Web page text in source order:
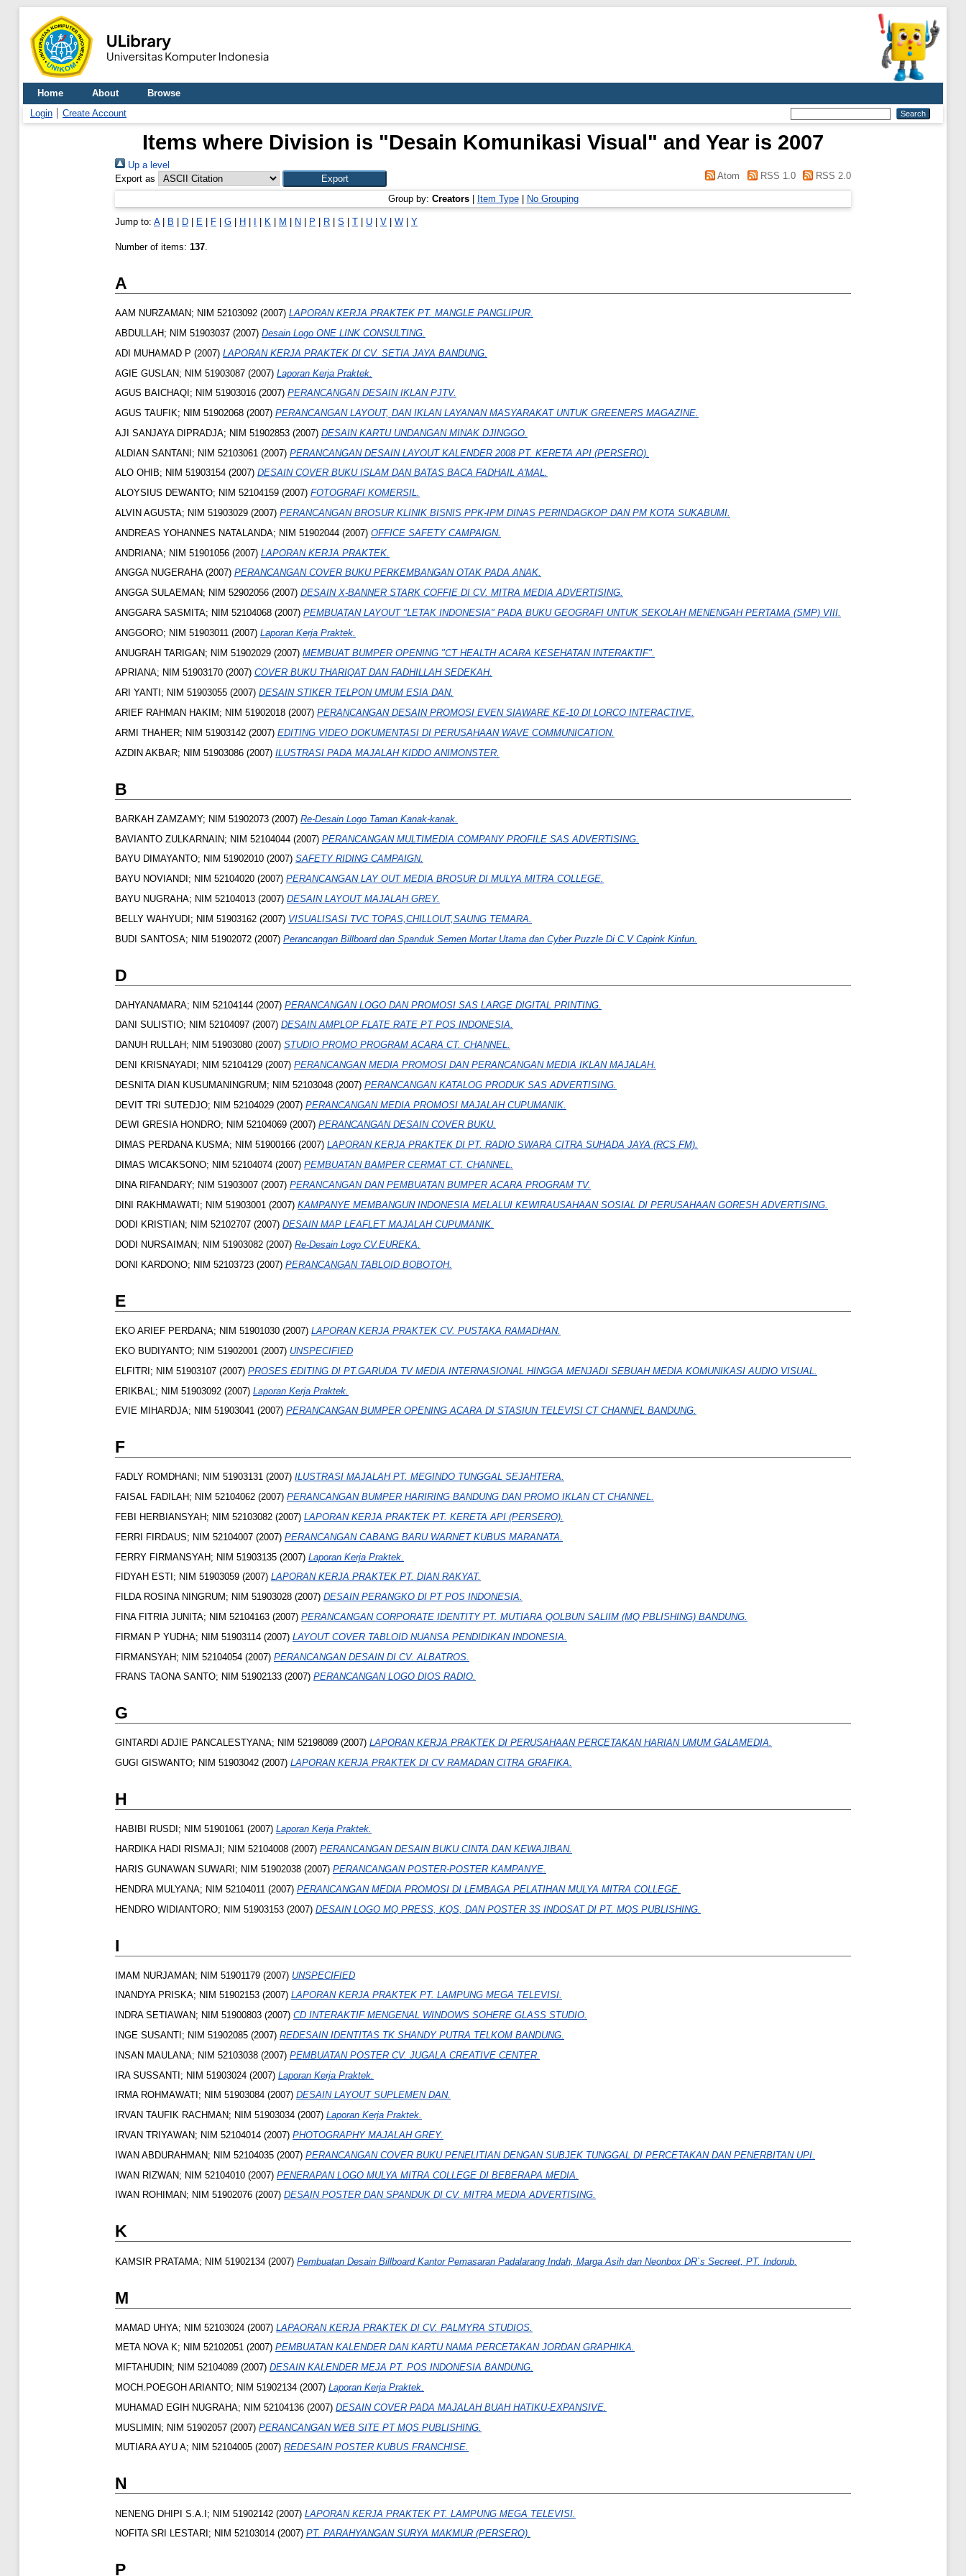
Home About
Browse
Login
Create Account
Items where Division is "Desain Komunikasi Visual" and Year is 2007
Up a level
Export as
Atom RSS 1.0 RSS 2.0
Group by: Creators| Item Type| No Grouping
Jump to: A| B D E F G H K M N P R S T U V W Y
Number of items: 137.
A
AAM NURZAMAN; NIM 52103092 (2007) LAPORAN KERJA PRAKTEK PT. MANGLE PANGLIPUR.
ABDULLAH; NIM 51903037 (2007) Desain Logo ONE LINK CONSULTING.
ADI MUHAMAD P (2007) LAPORAN KERJA PRAKTEK DI CV. SETIA JAYA BANDUNG.
AGIE GUSLAN; NIM 51903087 (2007) Laporan Kerja Praktek.
AGUS BAICHAQI; NIM 51903016 (2007) PERANCANGAN DESAIN IKLAN PJTV.
AGUS TAUFIK; NIM 51902068 (2007) PERANCANGAN LAYOUT, DAN IKLAN LAYANAN MASYARAKAT UNTUK GREENERS MAGAZINE.
AJI SANJAYA DIPRADJA; NIM 51902853 (2007) DESAIN KARTU UNDANGAN MINAK DJINGGO.
ALDIAN SANTANI; NIM 52103061 (2007) PERANCANGAN DESAIN LAYOUT KALENDER 2008 PT. KERETA API (PERSERO).
ALO OHIB; NIM 51903154 (2007) DESAIN COVER BUKU ISLAM DAN BATAS BACA FADHAIL A'MAL.
ALOYSIUS DEWANTO; NIM 52104159 (2007) FOTOGRAFI KOMERSIL.
ALVIN AGUSTA; NIM 51903029 (2007) PERANCANGAN BROSUR KLINIK BISNIS PPK-IPM DINAS PERINDAGKOP DAN PM KOTA SUKABUMI.
ANDREAS YOHANNES NATALANDA; NIM 51902044 (2007) OFFICE SAFETY CAMPAIGN.
ANDRIANA; NIM 51901056 (2007) LAPORAN KERJA PRAKTEK.
ANGGA NUGERAHA(2007) PERANCANGAN COVER BUKU PERKEMBANGAN OTAK PADA ANAK.
ANGGA SULAEMAN; NIM 52902056 (2007) DESAIN X-BANNER STARK COFFIE DI CV. MITRA MEDIA ADVERTISING.
ANGGARA SASMITA; NIM 52104068 (2007) PEMBUATAN LAYOUT "LETAK INDONESIA" PADA BUKU GEOGRAFI UNTUK SEKOLAH MENENGAH PERTAMA (SMP) VIII.
ANGGORO; NIM 51903011 (2007) Laporan Kerja Praktek.
ANUGRAH TARIGAN; NIM 51902029 (2007) MEMBUAT BUMPER OPENING "CT HEALTH ACARA KESEHATAN INTERAKTIF".
APRIANA; NIM 51903170 (2007) COVER BUKU THARIQAT DAN FADHILLAH SEDEKAH.
ARI YANTI; NIM 51903055 (2007) DESAIN STIKER TELPON UMUM ESIA DAN.
ARIEF RAHMAN HAKIM; NIM 51902018 (2007) PERANCANGAN DESAIN PROMOSI EVEN SIAWARE KE-10 DI LORCO INTERACTIVE.
ARMI THAHER; NIM 51903142 (2007) EDITING VIDEO DOKUMENTASI DI PERUSAHAAN WAVE COMMUNICATION.
AZDIN AKBAR; NIM 51903086 (2007) ILUSTRASI PADA MAJALAH KIDDO ANIMONSTER.
B
BARKAH ZAMZAMY; NIM 51902073 (2007) Re-Desain Logo Taman Kanak-kanak.
BAVIANTO ZULKARNAIN; NIM 52104044 (2007) PERANCANGAN MULTIMEDIA COMPANY PROFILE SAS ADVERTISING.
BAYU DIMAYANTO; NIM 51902010 (2007) SAFETY RIDING CAMPAIGN.
BAYU NOVIANDI; NIM 52104020 (2007) PERANCANGAN LAY OUT MEDIA BROSUR DI MULYA MITRA COLLEGE.
BAYU NUGRAHA; NIM 52104013 (2007) DESAIN LAYOUT MAJALAH GREY.
BELLY WAHYUDI; NIM 51903162 (2007) VISUALISASI TVC TOPAS,CHILLOUT,SAUNG TEMARA.
BUDI SANTOSA; NIM 51902072 (2007) Perancangan Billboard dan Spanduk Semen Mortar Utama dan Cyber Puzzle Di C.V Capink Kinfun.
D
DAHYANAMARA; NIM 52104144 (2007) PERANCANGAN LOGO DAN PROMOSI SAS LARGE DIGITAL PRINTING.
DANI SULISTIO; NIM 52104097 (2007) DESAIN AMPLOP FLATE RATE PT POS INDONESIA.
DANUH RULLAH; NIM 51903080 (2007) STUDIO PROMO PROGRAM ACARA CT. CHANNEL.
DENI KRISNAYADI; NIM 52104129 (2007) PERANCANGAN MEDIA PROMOSI DAN PERANCANGAN MEDIA IKLAN MAJALAH.
DESNITA DIAN KUSUMANINGRUM; NIM 52103048 (2007) PERANCANGAN KATALOG PRODUK SAS ADVERTISING.
DEVIT TRI SUTEDJO; NIM 52104029 (2007) PERANCANGAN MEDIA PROMOSI MAJALAH CUPUMANIK.
DEWI GRESIA HONDRO; NIM 52104069 (2007) PERANCANGAN DESAIN COVER BUKU.
DIMAS PERDANA KUSMA; NIM 51900166 (2007) LAPORAN KERJA PRAKTEK DI PT. RADIO SWARA CITRA SUHADA JAYA (RCS FM).
DIMAS WICAKSONO; NIM 52104074 (2007) PEMBUATAN BAMPER CERMAT CT. CHANNEL.
DINA RIFANDARY; NIM 51903007 (2007) PERANCANGAN DAN PEMBUATAN BUMPER ACARA PROGRAM TV.
DINI RAKHMAWATI; NIM 51903001 (2007) KAMPANYE MEMBANGUN INDONESIA MELALUI KEWIRAUSAHAAN SOSIAL DI PERUSAHAAN GORESH ADVERTISING.
DODI KRISTIAN; NIM 52102707 (2007) DESAIN MAP LEAFLET MAJALAH CUPUMANIK.
DODI NURSAIMAN; NIM 51903082 (2007) Re-Desain Logo CV.EUREKA.
DONI KARDONO; NIM 52103723 (2007) PERANCANGAN TABLOID BOBOTOH.
E
EKO ARIEF PERDANA; NIM 51901030 (2007) LAPORAN KERJA PRAKTEK CV. PUSTAKA RAMADHAN.
EKO BUDIYANTO; NIM 51902001 (2007) UNSPECIFIED
ELFITRI; NIM 51903107 (2007) PROSES EDITING DI PT.GARUDA TV MEDIA INTERNASIONAL HINGGA MENJADI SEBUAH MEDIA KOMUNIKASI AUDIO VISUAL.
ERIKBAL; NIM 51903092 (2007) Laporan Kerja Praktek.
EVIE MIHARDJA; NIM 51903041 (2007) PERANCANGAN BUMPER OPENING ACARA DI STASIUN TELEVISI CT CHANNEL BANDUNG.
F
FADLY ROMDHANI; NIM 51903131 (2007) ILUSTRASI MAJALAH PT. MEGINDO TUNGGAL SEJAHTERA.
FAISAL FADILAH; NIM 52104062 (2007) PERANCANGAN BUMPER HARIRING BANDUNG DAN PROMO IKLAN CT CHANNEL.
FEBI HERBIANSYAH; NIM 52103082 (2007) LAPORAN KERJA PRAKTEK PT. KERETA API (PERSERO).
FERRI FIRDAUS; NIM 52104007 (2007) PERANCANGAN CABANG BARU WARNET KUBUS MARANATA.
FERRY FIRMANSYAH; NIM 51903135 (2007) Laporan Kerja Praktek.
FIDYAH ESTI; NIM 51903059 (2007) LAPORAN KERJA PRAKTEK PT. DIAN RAKYAT.
FILDA ROSINA NINGRUM; NIM 51903028 (2007) DESAIN PERANGKO DI PT POS INDONESIA.
FINA FITRIA JUNITA; NIM 52104163 (2007) PERANCANGAN CORPORATE IDENTITY PT. MUTIARA QOLBUN SALIIM (MQ PBLISHING) BANDUNG.
FIRMAN P YUDHA; NIM 51903114 (2007) LAYOUT COVER TABLOID NUANSA PENDIDIKAN INDONESIA.
FIRMANSYAH; NIM 52104054 (2007) PERANCANGAN DESAIN DI CV. ALBATROS.
FRANS TAONA SANTO; NIM 51902133 (2007) PERANCANGAN LOGO DIOS RADIO.
G
GINTARDI ADJIE PANCALESTYANA; NIM 52198089 (2007) LAPORAN KERJA PRAKTEK DI PERUSAHAAN PERCETAKAN HARIAN UMUM GALAMEDIA.
GUGI GISWANTO; NIM 51903042 (2007) LAPORAN KERJA PRAKTEK DI CV RAMADAN CITRA GRAFIKA.
H
HABIBI RUSDI; NIM 51901061 (2007) Laporan Kerja Praktek.
HARDIKA HADI RISMAJI; NIM 52104008 (2007) PERANCANGAN DESAIN BUKU CINTA DAN KEWAJIBAN.
HARIS GUNAWAN SUWARI; NIM 51902038 (2007) PERANCANGAN POSTER-POSTER KAMPANYE.
HENDRA MULYANA; NIM 52104011 (2007) PERANCANGAN MEDIA PROMOSI DI LEMBAGA PELATIHAN MULYA MITRA COLLEGE.
HENDRO WIDIANTORO; NIM 51903153 (2007) DESAIN LOGO MQ PRESS, KQS, DAN POSTER 3S INDOSAT DI PT. MQS PUBLISHING.
I
IMAM NURJAMAN; NIM 51901179 (2007) UNSPECIFIED
INANDYA PRISKA; NIM 51902153 (2007) LAPORAN KERJA PRAKTEK PT. LAMPUNG MEGA TELEVISI.
INDRA SETIAWAN; NIM 51900803 (2007) CD INTERAKTIF MENGENAL WINDOWS SOHERE GLASS STUDIO.
INGE SUSANTI; NIM 51902085 (2007) REDESAIN IDENTITAS TK SHANDY PUTRA TELKOM BANDUNG.
INSAN MAULANA; NIM 52103038 (2007) PEMBUATAN POSTER CV. JUGALA CREATIVE CENTER.
IRA SUSSANTI; NIM 51903024 (2007) Laporan Kerja Praktek.
IRMA ROHMAWATI; NIM 51903084 (2007) DESAIN LAYOUT SUPLEMEN DAN.
IRVAN TAUFIK RACHMAN; NIM 51903034 (2007) Laporan Kerja Praktek.
IRVAN TRIYAWAN; NIM 52104014 (2007) PHOTOGRAPHY MAJALAH GREY.
IWAN ABDURAHMAN; NIM 52104035 (2007) PERANCANGAN COVER BUKU PENELITIAN DENGAN SUBJEK TUNGGAL DI PERCETAKAN DAN PENERBITAN UPI.
IWAN RIZWAN; NIM 52104010 (2007) PENERAPAN LOGO MULYA MITRA COLLEGE DI BEBERAPA MEDIA.
IWAN ROHIMAN; NIM 51902076 (2007) DESAIN POSTER DAN SPANDUK DI CV. MITRA MEDIA ADVERTISING.
K
KAMSIR PRATAMA; NIM 51902134 (2007) Pembuatan Desain Billboard Kantor Pemasaran Padalarang Indah, Marga Asih dan Neonbox DR`s Secreet, PT. Indorub.
M
MAMAD UHYA; NIM 52103024 (2007) LAPAORAN KERJA PRAKTEK DI CV. PALMYRA STUDIOS.
META NOVA K; NIM 52102051 (2007) PEMBUATAN KALENDER DAN KARTU NAMA PERCETAKAN JORDAN GRAPHIKA.
MIFTAHUDIN; NIM 52104089 (2007) DESAIN KALENDER MEJA PT. POS INDONESIA BANDUNG.
MOCH.POEGOH ARIANTO; NIM 51902134 (2007) Laporan Kerja Praktek.
MUHAMAD EGIH NUGRAHA; NIM 52104136 (2007) DESAIN COVER PADA MAJALAH BUAH HATIKU-EXPANSIVE.
MUSLIMIN; NIM 51902057 (2007) PERANCANGAN WEB SITE PT MQS PUBLISHING.
MUTIARA AYU A; NIM 52104005 (2007) REDESAIN POSTER KUBUS FRANCHISE.
N
NENENG DHIPI S.A.I; NIM 51902142 (2007) LAPORAN KERJA PRAKTEK PT. LAMPUNG MEGA TELEVISI.
NOFITA SRI LESTARI; NIM 52103014 (2007) PT. PARAHYANGAN SURYA MAKMUR (PERSERO).
P